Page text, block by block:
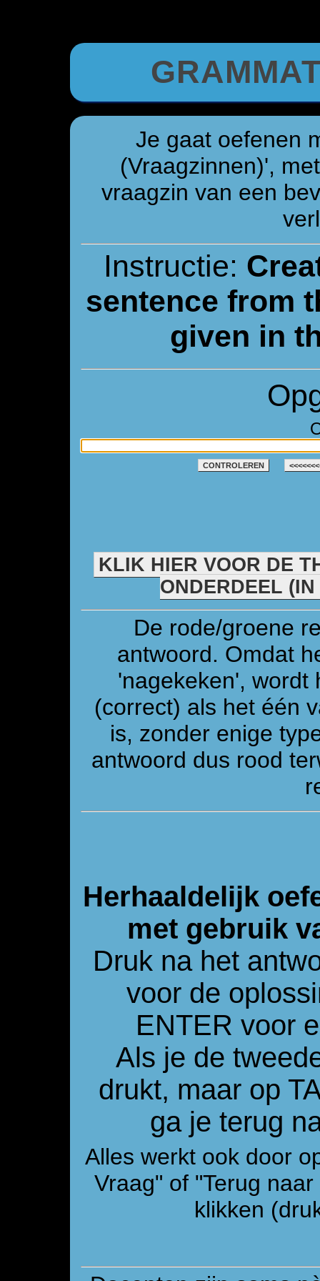
Je gaat oefenen
(Vraagzinnen)',
vraagzin van een
Instructie:
sentence from
given in
CONTROLEREN
KLIK HIER VOOR DE
ONDERDEEL
De rode/groene
antwoord. Omdat
'nagekeken', wordt
(correct) als het één
is, zonder enige
antwoord dus rood
Herhaaldelijk
met gebruik
Druk na het
voor de
ENTER voor
Als je de
drukt, maar op
ga je terug
Alles werkt ook door
Vraag" of "Terug
klikken